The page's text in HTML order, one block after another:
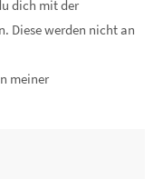
dich mit der
Diese werden nicht an
meiner